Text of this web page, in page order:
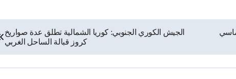
الجيش الكوري الجنوبي: كوريا الشمالية تطلق عدة صواريخ
كروز قبالة الساحل الغربي